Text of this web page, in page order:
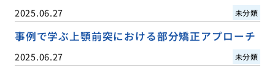
2025.06.27 未分類
事例で学ぶ上顎前突における部分矯正アプローチ
2025.06.27 未分類